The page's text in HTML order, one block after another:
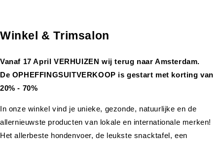
Winkel & Trimsalon
Vanaf 17 April VERHUIZEN wij terug naar Amsterdam.
De OPHEFFINGSUITVERKOOP is gestart met korting van
20% - 70%
In onze winkel vind je unieke, gezonde, natuurlijke en de
allernieuwste producten van lokale en internationale merken!
Het allerbeste hondenvoer, de leukste snacktafel, een